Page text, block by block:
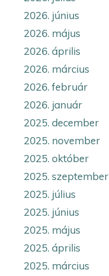
2026. június
2026. május
2026. április
2026. március
2026. február
2026. január
2025. december
2025. november
2025. október
2025. szeptember
2025. július
2025. június
2025. május
2025. április
2025. március